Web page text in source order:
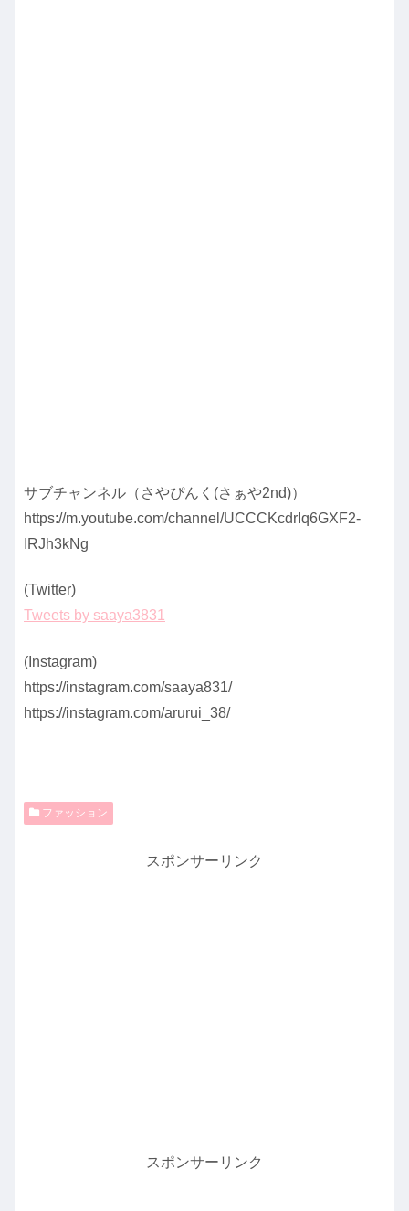
サブチャンネル（さやぴんく(さぁや2nd)）
https://m.youtube.com/channel/UCCCKcdrIq6GXF2-
IRJh3kNg
(Twitter)
Tweets by saaya3831
(Instagram)
https://instagram.com/saaya831/
https://instagram.com/arurui_38/
ファッション
スポンサーリンク
スポンサーリンク